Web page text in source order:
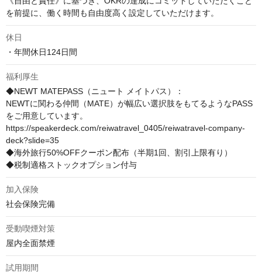
を前提に、働く時間も自由度高く設定していただけます。
休日
・年間休日124日間
福利厚生
◆NEWT MATEPASS（ニュート メイトパス）：
NEWTに関わる仲間（MATE）が幅広い選択肢をもてるようなPASS
をご用意しています。
https://speakerdeck.com/reiwatravel_0405/reiwatravel-company-
deck?slide=35
◆海外旅行50%OFFクーポン配布（半期1回、割引上限有り）
◆税制適格ストックオプション付与
加入保険
社会保険完備
受動喫煙対策
屋内全面禁煙
試用期間